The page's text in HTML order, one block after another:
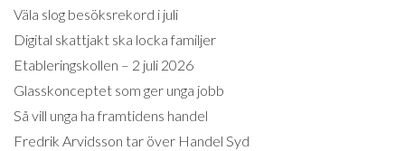
Väla slog besöksrekord i juli
Digital skattjakt ska locka familjer
Etableringskollen – 2 juli 2026
Glasskonceptet som ger unga jobb
Så vill unga ha framtidens handel
Fredrik Arvidsson tar över Handel Syd